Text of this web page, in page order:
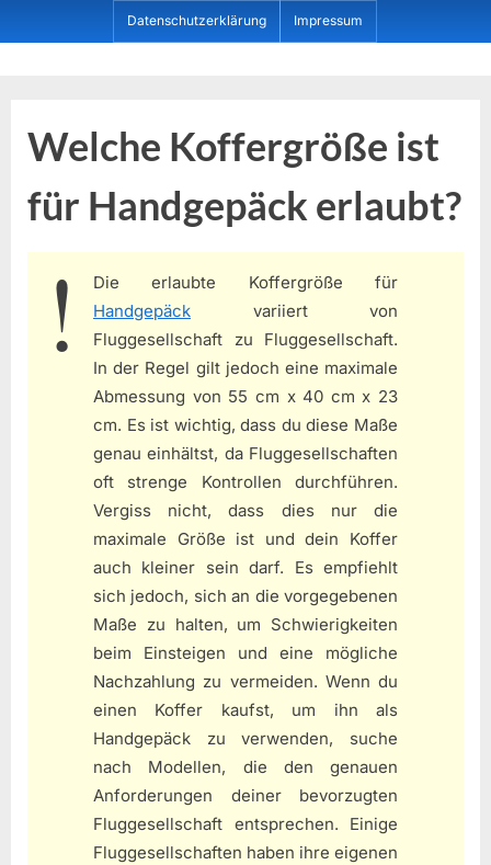
to
Datenschutzerklärung Impressum
Welche Koffergröße ist
für Handgepäck erlaubt?
Die erlaubte Koffergröße für
Handgepäck variiert von
Fluggesellschaft zu Fluggesellschaft.
In der Regel gilt jedoch eine maximale
Abmessung von 55 cm x 40 cm x 23
cm. Es ist wichtig, dass du diese Maße
genau einhältst, da Fluggesellschaften
oft strenge Kontrollen durchführen.
Vergiss nicht, dass dies nur die
maximale Größe ist und dein Koffer
auch kleiner sein darf. Es empfiehlt
sich jedoch, sich an die vorgegebenen
Maße zu halten, um Schwierigkeiten
beim Einsteigen und eine mögliche
Nachzahlung zu vermeiden. Wenn du
einen Koffer kaufst, um ihn als
Handgepäck zu verwenden, suche
nach Modellen, die den genauen
Anforderungen deiner bevorzugten
Fluggesellschaft entsprechen. Einige
Fluggesellschaften haben ihre eigenen